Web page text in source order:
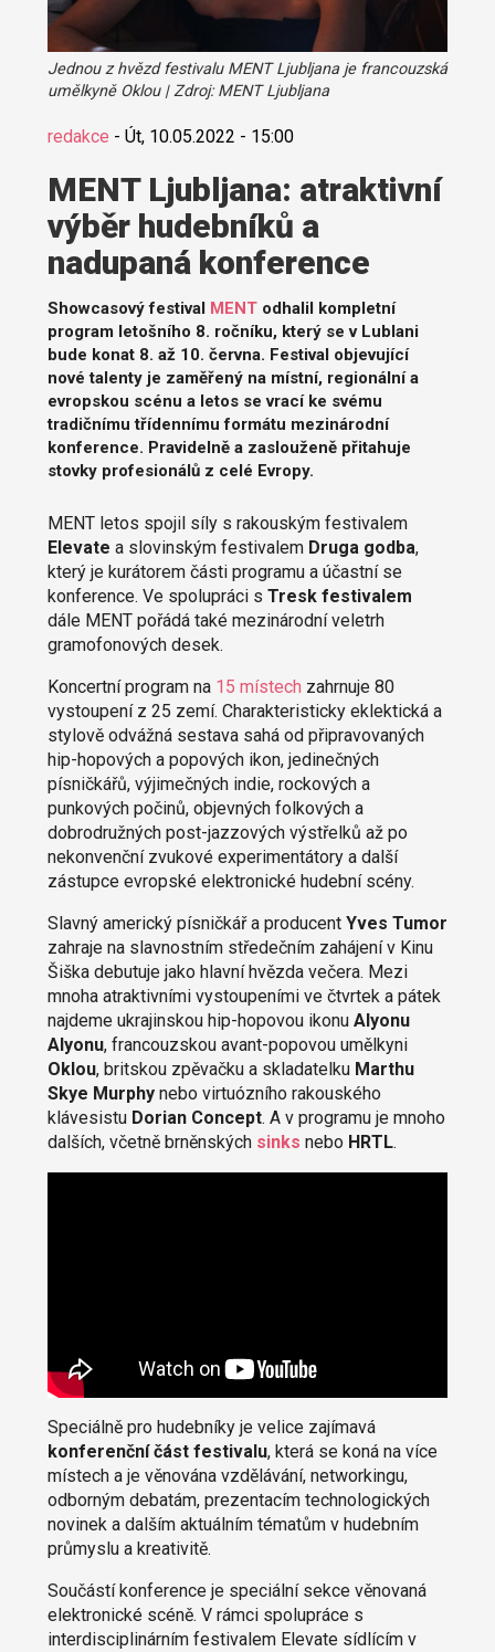
Jednou z hvězd festivalu MENT Ljubljana je francouzská
umělkyně Oklou | Zdroj: MENT Ljubljana
redakce - Út, 10.05.2022 - 15:00
MENT Ljubljana: atraktivní
výběr hudebníků a
nadupaná konference
Showcasový festival MENTodhalil kompletní
program letošního 8. ročníku, který se v Lublani
bude konat 8. až 10. června. Festival objevující
nové talenty je zaměřený na místní, regionální a
evropskou scénu a letos se vrací ke svému
tradičnímu třídennímu formátu mezinárodní
konference. Pravidelně a zaslouženě přitahuje
stovky profesionálů z celé Evropy.
MENT letos spojil síly s rakouským festivalem
Elevate a slovinským festivalem Druga godba,
který je kurátorem části programu a účastní se
konference. Ve spolupráci s Tresk festivalem
dále MENT pořádá také mezinárodní veletrh
gramofonových desek.
Koncertní program na 15 místech zahrnuje 80
vystoupení z 25 zemí. Charakteristicky eklektická a
stylově odvážná sestava sahá od připravovaných
hip-hopových a popových ikon, jedinečných
písničkářů, výjimečných indie, rockových a
punkových počinů, objevných folkových a
dobrodružných post-jazzových výstřelků až po
nekonvenční zvukové experimentátory a další
zástupce evropské elektronické hudební scény.
Slavný americký písničkář a producent Yves Tumor
zahraje na slavnostním středečním zahájení v Kinu
Šiška debutuje jako hlavní hvězda večera. Mezi
mnoha atraktivními vystoupeními ve čtvrtek a pátek
najdeme ukrajinskou hip-hopovou ikonu Alyonu
Alyonu, francouzskou avant-popovou umělkyni
Oklou, britskou zpěvačku a skladatelku Marthu
Skye Murphynebo virtuózního rakouského
klávesistu Dorian Concept. A v programu je mnoho
dalších, včetně brněnských sinks nebo HRTL.
Speciálně pro hudebníky je velice zajímavá
konferenční část festivalu, která se koná na více
místech a je věnována vzdělávání, networkingu,
odborným debatám, prezentacím technologických
novinek a dalším aktuálním tématům v hudebním
průmyslu a kreativitě.
Součástí konference je speciální sekce věnovaná
elektronické scéně. V rámci spolupráce s
interdisciplinárním festivalem Elevate sídlícím v